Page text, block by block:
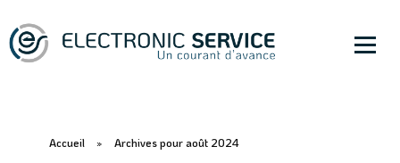
Accueil » Archives pour août 2024